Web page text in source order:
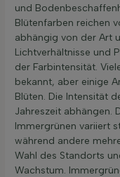
und
Blütenfarben reichen
abhängig von der Art
Lichtverhältnisse und
der Farbintensität.
bekannt, aber einige
Blüten. Die Intensität
Jahreszeit abhängen.
Immergrünen variiert
während andere
Wahl des Standorts
Wachstum.